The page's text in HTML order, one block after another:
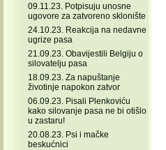
09.11.23. Potpisuju unosne
ugovore za zatvoreno sklonište
24.10.23. Reakcija na nedavne
ugrize pasa
21.09.23. Obavijestili Belgiju o
silovatelju pasa
18.09.23. Za napuštanje
životinje napokon zatvor
06.09.23. Pisali Plenkoviću
kako silovanje pasa ne bi otišlo
u zastaru!
20.08.23. Psi i mačke
beskućnici